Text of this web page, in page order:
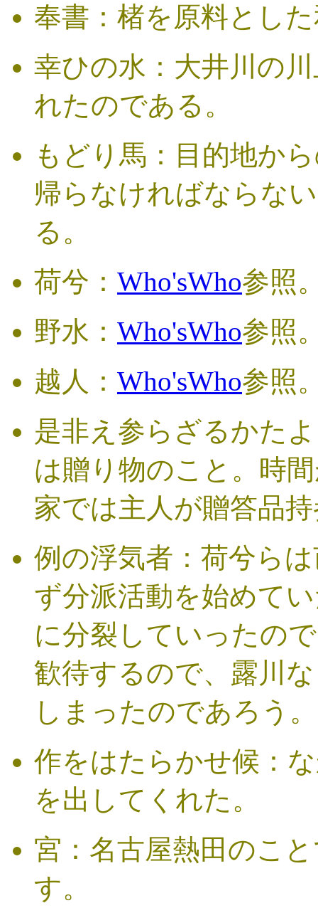
奉書：楮を原料とし
幸ひの水：大井川の
れたのである。
もどり馬：目的地か
帰らなければならな
る。
荷兮： Who'sWho参照
野水： Who'sWho参照
越人： Who'sWho参照
是非え参らざるかた
は贈り物のこと。時
家では主人が贈答品
例の浮気者：荷兮ら
ず分派活動を始めて
に分裂していったの
歓待するので、露川
しまったのであろう。
作をはたらかせ候：
を出してくれた。
宮：名古屋熱田のこ
す。